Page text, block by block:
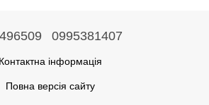
0995381407
Контактна інформація
Повна версія сайту